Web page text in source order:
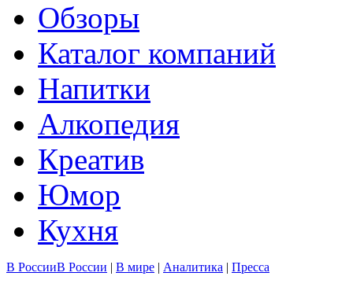
Обзоры
Каталог компаний
Напитки
Алкопедия
Креатив
Юмор
Кухня
В РоссииВ России | В мире | Аналитика | Пресса